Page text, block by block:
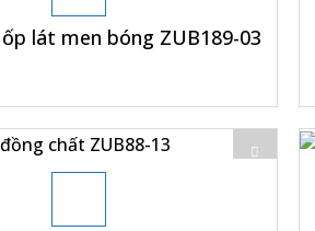
ốp lát men bóng ZUB189-03